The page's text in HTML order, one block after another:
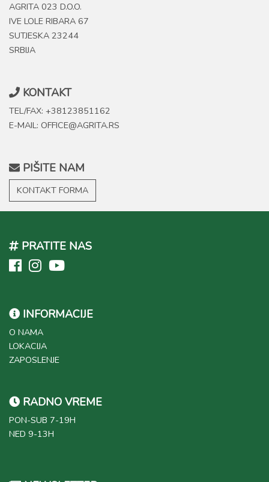
AGRITA 023 D.O.O.
IVE LOLE RIBARA 67
SUTJESKA 23244
SRBIJA
KONTAKT
TEL/FAX: +38123851162
E-MAIL: OFFICE@AGRITA.RS
PIŠITE NAM
KONTAKT FORMA
PRATITE NAS
INFORMACIJE
O NAMA
LOKACIJA
ZAPOSLENJE
RADNO VREME
PON-SUB 7-19H
NED 9-13H